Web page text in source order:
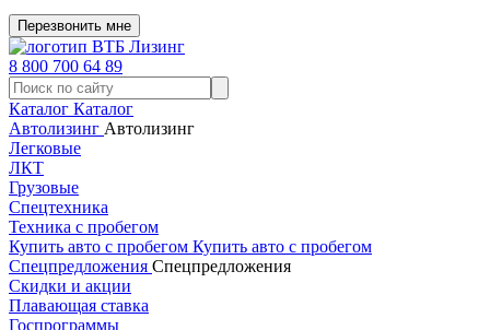
Перезвонить мне
8 800 700 64 89
Каталог Каталог
Автолизинг Автолизинг
Легковые
ЛКТ
Грузовые
Спецтехника
Техника с пробегом
Купить авто с пробегом Купить авто с пробегом
Спецпредложения Спецпредложения
Скидки и акции
Плавающая ставка
Госпрограммы